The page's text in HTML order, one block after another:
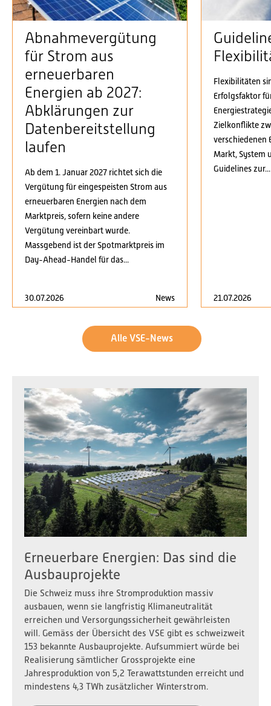
Abnahmevergütung
für Strom aus
erneuerbaren
Energien ab 2027:
Abklärungen zur
Datenbereitstellung
laufen
Ab dem 1. Januar 2027 richtet sich die
Vergütung für eingespeisten Strom aus
erneuerbaren Energien nach dem
Marktpreis, sofern keine andere
Vergütung vereinbart wurde.
Massgebend ist der Spotmarktpreis im
Day-Ahead-Handel für das...
30.07.2026 News
Flexibilitäten
Erfolgsfaktor
Zielkonflikte
verschiedenen
Markt, System
Guidelines zur...
21.07.2026
Alle VSE-News
Erneuerbare Energien: Das sind die
Ausbauprojekte
Die Schweiz muss ihre Stromproduktion massiv
ausbauen, wenn sie langfristig Klimaneutralität
erreichen und Versorgungssicherheit gewährleisten
will. Gemäss der Übersicht des VSE gibt es schweizweit
153 bekannte Ausbauprojekte. Aufsummiert würde bei
Realisierung sämtlicher Grossprojekte eine
Jahresproduktion von 5,2 Terawattstunden erreicht und
mindestens 4,3 TWh zusätzlicher Winterstrom.